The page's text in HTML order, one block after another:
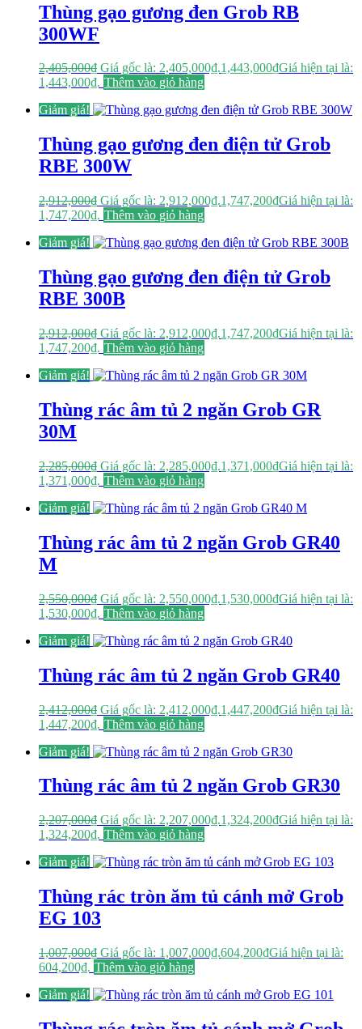
Thùng gạo gương đen Grob RB
300WF
2,405,000₫ Giá gốc là: 2,405,000₫.1,443,000₫Giá hiện tại là:
1,443,000₫. Thêm vào giỏ hàng
Giảm giá!
Thùng gạo gương đen điện tử Grob
RBE 300W
2,912,000₫ Giá gốc là: 2,912,000₫.1,747,200₫Giá hiện tại là:
1,747,200₫. Thêm vào giỏ hàng
Giảm giá!
Thùng gạo gương đen điện tử Grob
RBE 300B
2,912,000₫ Giá gốc là: 2,912,000₫.1,747,200₫Giá hiện tại là:
1,747,200₫. Thêm vào giỏ hàng
Giảm giá!
Thùng rác âm tủ 2 ngăn Grob GR
30M
2,285,000₫ Giá gốc là: 2,285,000₫.1,371,000₫Giá hiện tại là:
1,371,000₫. Thêm vào giỏ hàng
Giảm giá!
Thùng rác âm tủ 2 ngăn Grob GR40
M
2,550,000₫ Giá gốc là: 2,550,000₫.1,530,000₫Giá hiện tại là:
1,530,000₫. Thêm vào giỏ hàng
Giảm giá!
Thùng rác âm tủ 2 ngăn Grob GR40
2,412,000₫ Giá gốc là: 2,412,000₫.1,447,200₫Giá hiện tại là:
1,447,200₫. Thêm vào giỏ hàng
Giảm giá!
Thùng rác âm tủ 2 ngăn Grob GR30
2,207,000₫ Giá gốc là: 2,207,000₫.1,324,200₫Giá hiện tại là:
1,324,200₫. Thêm vào giỏ hàng
Giảm giá!
Thùng rác tròn ăm tủ cánh mở Grob
EG 103
1,007,000₫ Giá gốc là: 1,007,000₫.604,200₫Giá hiện tại là:
604,200₫. Thêm vào giỏ hàng
Giảm giá!